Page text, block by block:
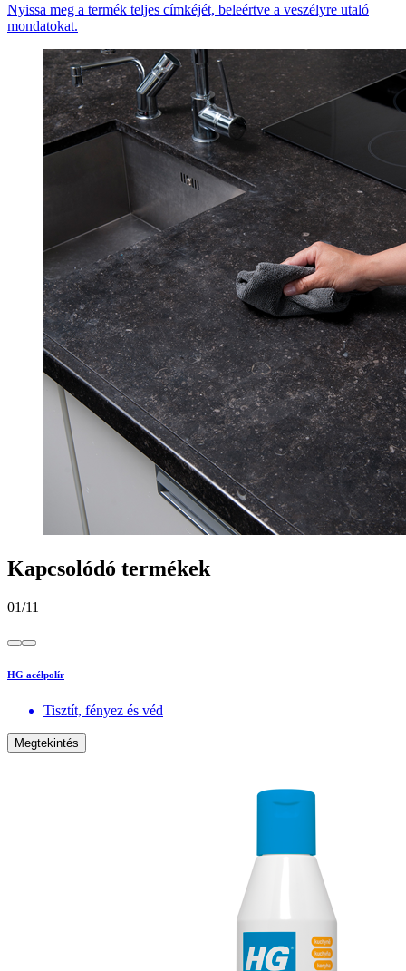
Nyissa meg a termék teljes címkéjét, beleértve a veszélyre utaló
mondatokat.
Kapcsolódó termékek
01/11
HG acélpolír
Tisztít, fényez és véd
Megtekintés